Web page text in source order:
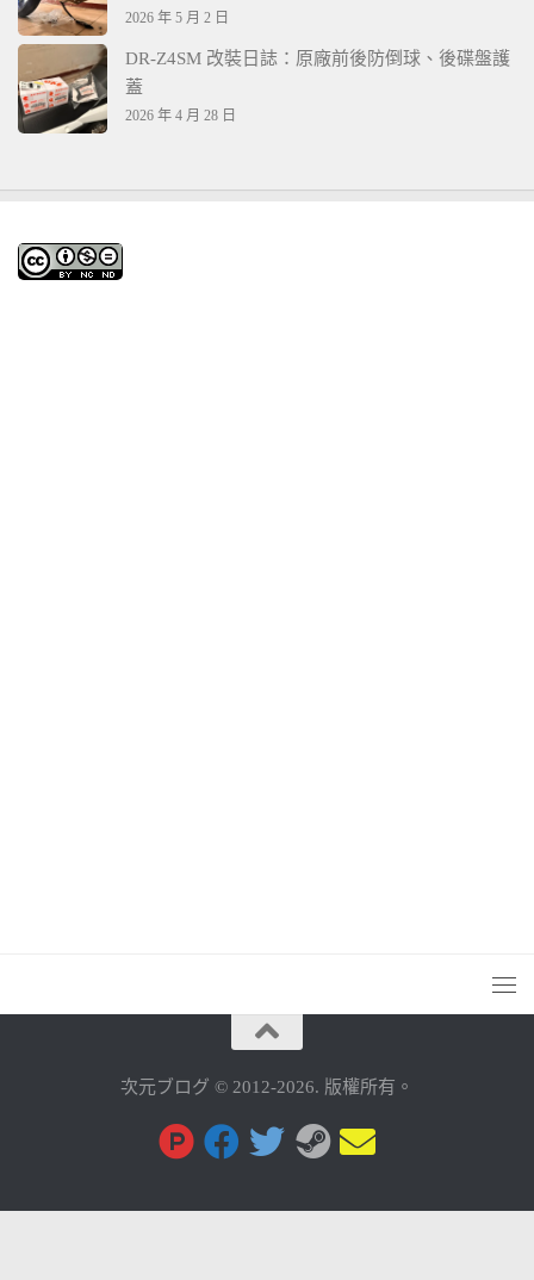
2026 年 5 月 2 日
DR-Z4SM 改裝日誌：原廠前後防倒球、後碟盤護
蓋
2026 年 4 月 28 日
次元ブログ © 2012-2026. 版權所有。